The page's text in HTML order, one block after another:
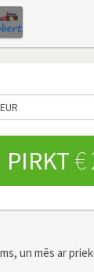
PIRKT €
un mēs ar